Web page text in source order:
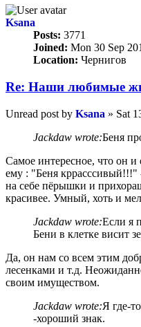
Ksana
Posts: 3771
Joined: Mon 30 Sep
Location: Чернигов
Re: Наши любимые
Unread post by Ksana » Sat
Jackdaw wrote:Беня
Самое интересное, что он и
ему : "Беня кррасссивый!!!"
на себе пёрышки и
красивее. Умный, хоть и
Jackdaw wrote:Если я
Бени в клетке висит
Да, он нам со всем этим
лесенками и т.д.
своим имуществом.
Jackdaw wrote:Я где-
-хороший знак.